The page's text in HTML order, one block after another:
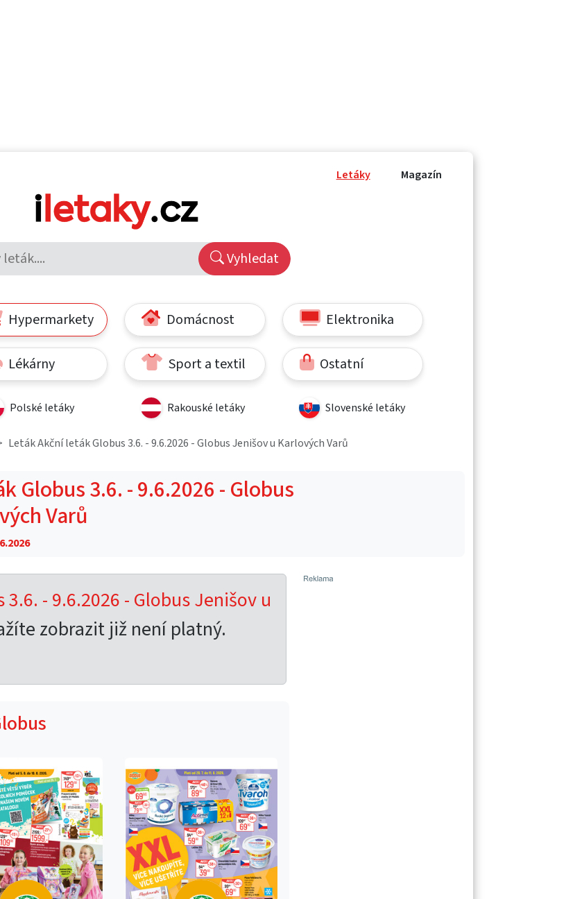
Letáky Magazín
Vyhledat
Hypermarkety Domácnost Elektronika
Lékárny Sport a textil Ostatní
Polské letáky Rakouské letáky Slovenské letáky
Leták Akční leták Globus 3.6. - 9.6.2026 - Globus Jenišov u Karlových Varů
Globus 3.6. - 9.6.2026 - Globus
Varů
- 9.6.2026 - Globus Jenišov u
zobrazit již není platný.